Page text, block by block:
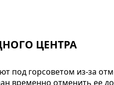
ЦЕНТРА
под горсоветом из-за
временно отменить ее